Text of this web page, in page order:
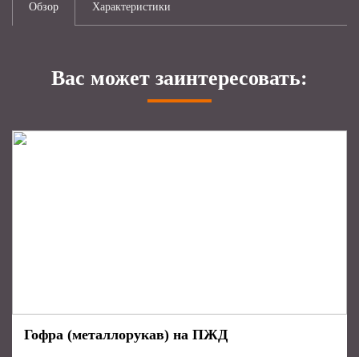
Обзор Характеристики
Вас может заинтересовать:
Гофра (металлорукав) на ПЖД